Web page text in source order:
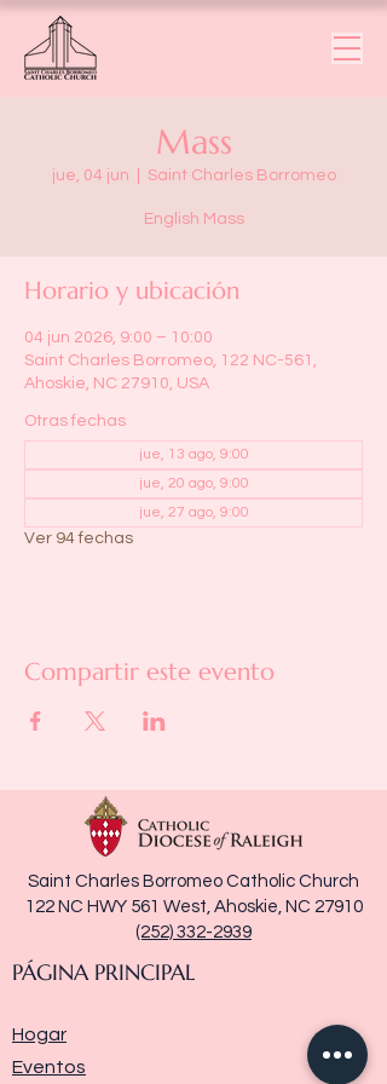
Mass
jue, 04 jun Saint Charles Borromeo
English Mass
Horario y ubicación
04 jun 2026, 9:00 – 10:00
Saint Charles Borromeo, 122 NC-561,
Ahoskie, NC 27910, USA
Otras fechas
jue, 13 ago, 9:00
jue, 20 ago, 9:00
jue, 27 ago, 9:00
Ver 94 fechas
Compartir este evento
Saint Charles Borromeo Catholic Church
122 NC HWY 561 West, Ahoskie, NC 27910
(252) 332-2939
PÁGINA PRINCIPAL
Hogar
Eventos